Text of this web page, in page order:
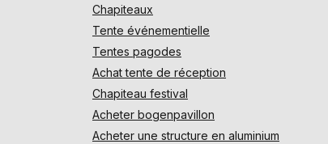
Chapiteaux
Tente événementielle
Tentes pagodes
Achat tente de réception
Chapiteau festival
Acheter bogenpavillon
Acheter une structure en aluminium